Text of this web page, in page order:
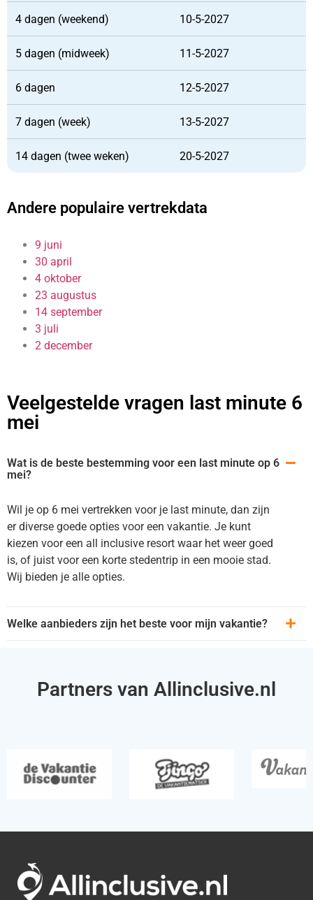
4 dagen (weekend) 10-5-2027
5 dagen (midweek) 11-5-2027
6 dagen 12-5-2027
7 dagen (week) 13-5-2027
14 dagen (twee weken) 20-5-2027
Andere populaire vertrekdata
9 juni
30 april
4 oktober
23 augustus
14 september
3 juli
2 december
Veelgestelde vragen last minute 6
mei
Wat is de beste bestemming voor een last minute op 6
mei?
Wil je op 6 mei vertrekken voor je last minute, dan zijn
er diverse goede opties voor een vakantie. Je kunt
kiezen voor een all inclusive resort waar het weer goed
is, of juist voor een korte stedentrip in een mooie stad.
Wij bieden je alle opties.
Welke aanbieders zijn het beste voor mijn vakantie?
Partners van Allinclusive.nl